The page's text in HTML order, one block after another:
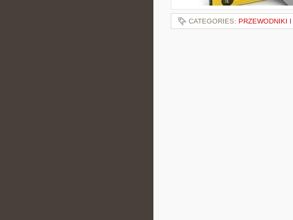
CATEGORIES: PRZEWODNIKI